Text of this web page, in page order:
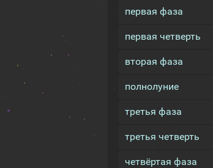
первая фаза
первая четверть
вторая фаза
полнолуние
третья фаза
третья четверть
четвёртая фаза